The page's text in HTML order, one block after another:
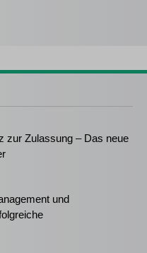
zur Zulassung – Das neue
und